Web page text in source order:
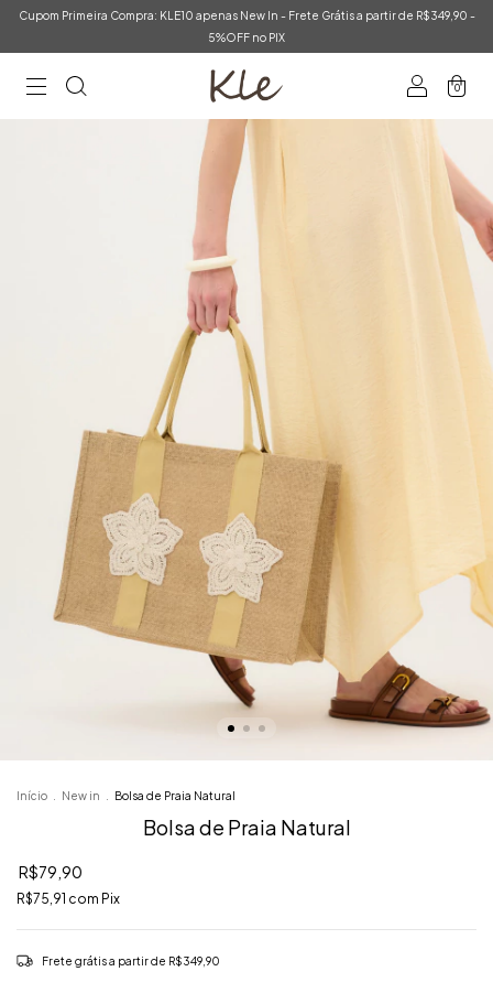
Cupom Primeira Compra: KLE10 apenas New In - Frete Grátis a partir de R$349,90 -
5%OFF no PIX
0
Início ‎New in Bolsa de Praia Natural
Bolsa de Praia Natural
R$79,90
R$75,91 com Pix
Frete grátisa partir de R$349,90